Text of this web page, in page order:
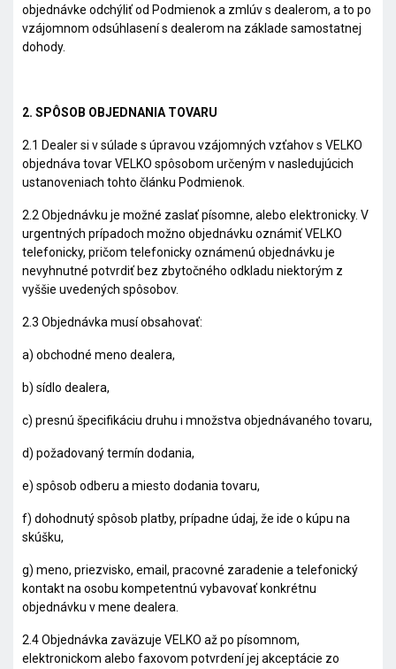
objednávke odchýliť od Podmienok a zmlúv s dealerom, a to po
vzájomnom odsúhlasení s dealerom na základe samostatnej
dohody.
2. SPÔSOB OBJEDNANIA TOVARU
2.1 Dealer si v súlade s úpravou vzájomných vzťahov s VELKO
objednáva tovar VELKO spôsobom určeným v nasledujúcich
ustanoveniach tohto článku Podmienok.
2.2 Objednávku je možné zaslať písomne, alebo elektronicky. V
urgentných prípadoch možno objednávku oznámiť VELKO
telefonicky, pričom telefonicky oznámenú objednávku je
nevyhnutné potvrdiť bez zbytočného odkladu niektorým z
vyššie uvedených spôsobov.
2.3 Objednávka musí obsahovať:
a) obchodné meno dealera,
b) sídlo dealera,
c) presnú špecifikáciu druhu i množstva objednávaného tovaru,
d) požadovaný termín dodania,
e) spôsob odberu a miesto dodania tovaru,
f) dohodnutý spôsob platby, prípadne údaj, že ide o kúpu na
skúšku,
g) meno, priezvisko, email, pracovné zaradenie a telefonický
kontakt na osobu kompetentnú vybavovať konkrétnu
objednávku v mene dealera.
2.4 Objednávka zaväzuje VELKO až po písomnom,
elektronickom alebo faxovom potvrdení jej akceptácie zo